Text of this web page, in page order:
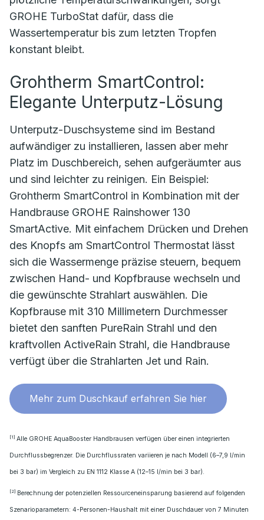
GROHE TurboStat dafür, dass die
Wassertemperatur bis zum letzten Tropfen
konstant bleibt.
Grohtherm SmartControl:
Elegante Unterputz-Lösung
Unterputz-Duschsysteme sind im Bestand
aufwändiger zu installieren, lassen aber mehr
Platz im Duschbereich, sehen aufgeräumter aus
und sind leichter zu reinigen. Ein Beispiel:
Grohtherm SmartControl in Kombination mit der
Handbrause GROHE Rainshower 130
SmartActive. Mit einfachem Drücken und Drehen
des Knopfs am SmartControl Thermostat lässt
sich die Wassermenge präzise steuern, bequem
zwischen Hand- und Kopfbrause wechseln und
die gewünschte Strahlart auswählen. Die
Kopfbrause mit 310 Millimetern Durchmesser
bietet den sanften PureRain Strahl und den
kraftvollen ActiveRain Strahl, die Handbrause
verfügt über die Strahlarten Jet und Rain.
Mehr zum Duschkauf erfahren Sie hier
[1] Alle GROHE AquaBooster Handbrausen verfügen über einen integrierten
Durchflussbegrenzer. Die Durchflussraten variieren je nach Modell (6–7,9 l/min
bei 3 bar) im Vergleich zu EN 1112 Klasse A (12–15 l/min bei 3 bar).
[2] Berechnung der potenziellen Ressourceneinsparung basierend auf folgenden
Szenarioparametern: 4-Personen-Haushalt mit einer Duschdauer von 7 Minuten